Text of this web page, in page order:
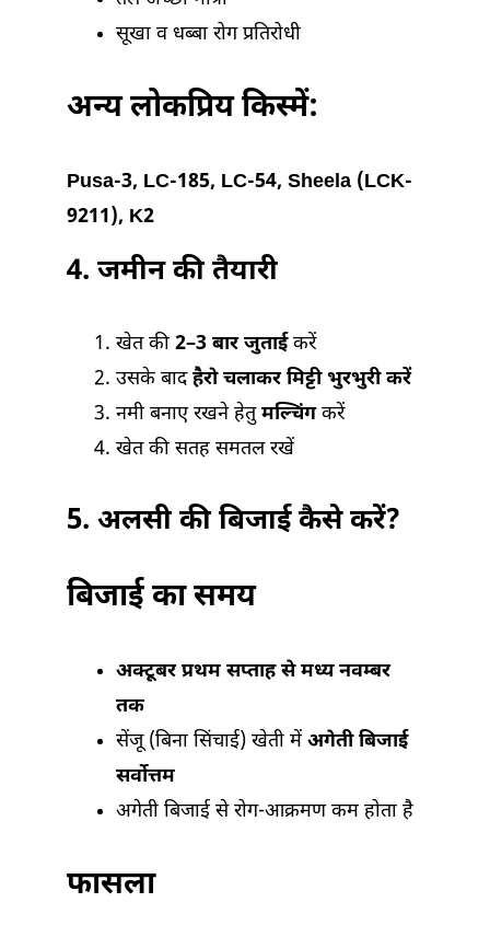
सूखा व धब्बा रोग प्रतिरोधी
अन्य लोकप्रिय किस्में:
Pusa-3, LC-185, LC-54, Sheela (LCK-
9211), K2
4. जमीन की तैयारी
खेत की 2–3 बार जुताईकरें
उसके बादहैरो चलाकर मिट्टी भुरभुरी करें
नमी बनाए रखने हेतुमल्चिंगकरें
खेत की सतह समतल रखें
5. अलसी की बिजाई कैसे करें?
बिजाई का समय
अक्टूबर प्रथम सप्ताह से मध्य नवम्बर
तक
सेंजू (बिना सिंचाई) खेती में अगेती बिजाई
सर्वोत्तम
अगेती बिजाई से रोग-आक्रमण कम होता है
फासला